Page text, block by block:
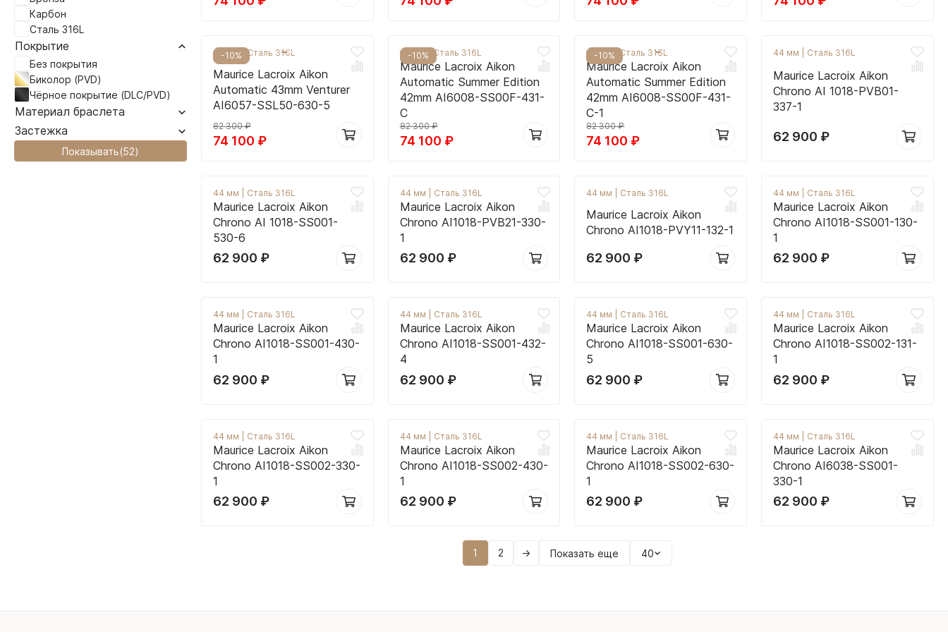
-10%
43 мм| Сталь 316L
Maurice Lacroix Aikon
Automatic 43mm Venturer
AI6057-SSL50-630-5
82 300₽
74 100 ₽
-10%
42 мм| Сталь 316L
Maurice Lacroix Aikon
Automatic Summer Edition
42mm AI6008-SS00F-431-
C
82 300₽
74 100 ₽
-10%
42 мм| Сталь 316L
Maurice Lacroix Aikon
Automatic Summer Edition
42mm AI6008-SS00F-431-
C-1
82 300₽
74 100 ₽
44 мм Сталь 316L
Maurice Lacroix Aikon
Chrono AI 1018-PVB01-
337-1
62 900 ₽
44 мм Сталь 316L
Maurice Lacroix Aikon
Chrono AI 1018-SS001-
530-6
62 900 ₽
44 мм Сталь 316L
Maurice Lacroix Aikon
Chrono AI1018-PVB21-330-
1
62 900 ₽
44 мм Сталь 316L
Maurice Lacroix Aikon
Chrono AI1018-PVY11-132-1
62 900 ₽
44 мм Сталь 316L
Maurice Lacroix Aikon
Chrono AI1018-SS001-130-
1
62 900 ₽
44 мм Сталь 316L
Maurice Lacroix Aikon
Chrono AI1018-SS001-430-
1
62 900 ₽
44 мм Сталь 316L
Maurice Lacroix Aikon
Chrono AI1018-SS001-432-
4
62 900 ₽
44 мм Сталь 316L
Maurice Lacroix Aikon
Chrono AI1018-SS001-630-
5
62 900 ₽
44 мм Сталь 316L
Maurice Lacroix Aikon
Chrono AI1018-SS002-131-
1
62 900 ₽
44 мм Сталь 316L
Maurice Lacroix Aikon
Chrono AI1018-SS002-330-
1
62 900 ₽
44 мм Сталь 316L
Maurice Lacroix Aikon
Chrono AI1018-SS002-430-
1
62 900 ₽
44 мм Сталь 316L
Maurice Lacroix Aikon
Chrono AI1018-SS002-630-
1
62 900 ₽
44 мм Сталь 316L
Maurice Lacroix Aikon
Chrono AI6038-SS001-
330-1
62 900 ₽
1 2 → Показать еще 40
Карбон
Сталь 316L
Покрытие
Без покрытия
Биколор (PVD)
Чёрное покрытие (DLC/PVD)
Материал браслета
Застежка
Показывать(52)